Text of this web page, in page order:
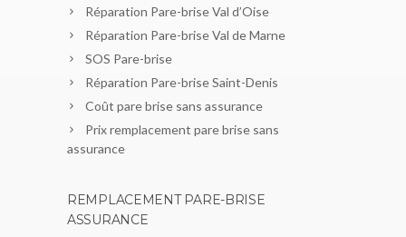
Réparation Pare-brise Val d’Oise
Réparation Pare-brise Val de Marne
SOS Pare-brise
Réparation Pare-brise Saint-Denis
Coût pare brise sans assurance
Prix remplacement pare brise sans
assurance
REMPLACEMENT PARE-BRISE
ASSURANCE